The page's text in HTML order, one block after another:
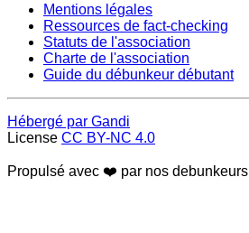
Mentions légales
Ressources de fact-checking
Statuts de l'association
Charte de l'association
Guide du débunkeur débutant
Hébergé par Gandi
License CC BY-NC 4.0
Propulsé avec ❤️ par nos debunkeurs